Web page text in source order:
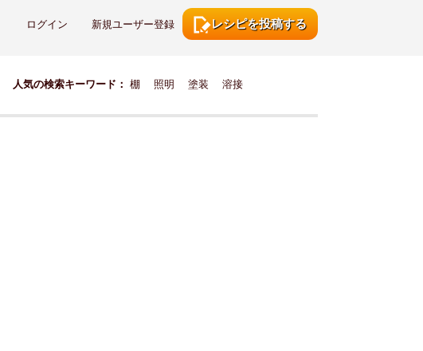
レシピを投稿する
新規ユーザー登録
ログイン
人気の検索キーワード： 棚 照明 塗装 溶接